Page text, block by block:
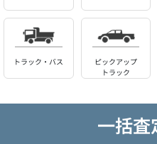
トラック・バス
ピックアップ
トラック
一括査